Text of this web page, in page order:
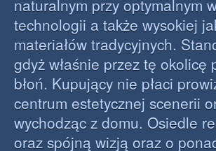
naturalnym przy optymalnym
technologii a także wysokiej
materiałów tradycyjnych.
gdyż właśnie przez tę okolicę
błoń. Kupujący nie płaci
centrum estetycznej scenerii
wychodząc z domu. Osiedle
oraz spójną wizją oraz o